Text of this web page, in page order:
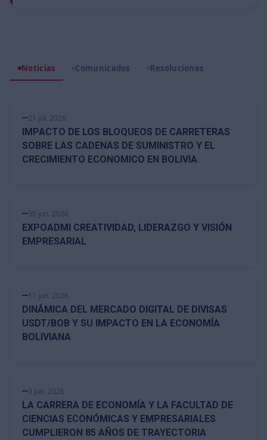
Noticias Comunicados Resoluciones
NOTICIA
21 jul. 2026
IMPACTO DE LOS BLOQUEOS DE CARRETERAS
SOBRE LAS CADENAS DE SUMINISTRO Y EL
CRECIMIENTO ECONOMICO EN BOLIVIA
NOTICIA
30 jun. 2026
EXPOADMI CREATIVIDAD, LIDERAZGO Y VISIÓN
EMPRESARIAL
NOTICIA
11 jun. 2026
DINÁMICA DEL MERCADO DIGITAL DE DIVISAS
USDT/BOB Y SU IMPACTO EN LA ECONOMÍA
BOLIVIANA
NOTICIA
3 jun. 2026
LA CARRERA DE ECONOMÍA Y LA FACULTAD DE
CIENCIAS ECONÓMICAS Y EMPRESARIALES
CUMPLIERON 85 AÑOS DE TRAYECTORIA